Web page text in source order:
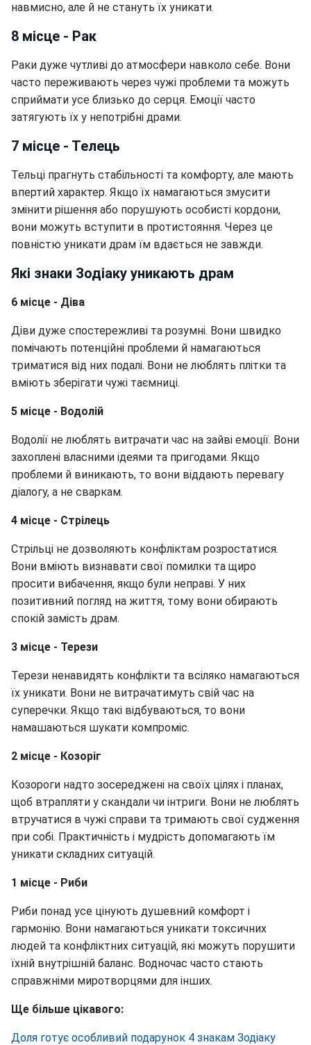
навмисно, але й не стануть їх уникати.
8 місце - Рак
Раки дуже чутливі до атмосфери навколо себе. Вони
часто переживають через чужі проблеми та можуть
сприймати усе близько до серця. Емоції часто
затягують їх у непотрібні драми.
7 місце - Телець
Тельці прагнуть стабільності та комфорту, але мають
впертий характер. Якщо їх намагаються змусити
змінити рішення або порушують особисті кордони,
вони можуть вступити в протистояння. Через це
повністю уникати драм їм вдається не завжди.
Які знаки Зодіаку уникають драм
6 місце - Діва
Діви дуже спостережливі та розумні. Вони швидко
помічають потенційні проблеми й намагаються
триматися від них подалі. Вони не люблять плітки та
вміють зберігати чужі таємниці.
5 місце - Водолій
Водолії не люблять витрачати час на зайві емоції. Вони
захоплені власними ідеями та пригодами. Якщо
проблеми й виникають, то вони віддають перевагу
діалогу, а не сваркам.
4 місце - Стрілець
Стрільці не дозволяють конфліктам розростатися.
Вони вміють визнавати свої помилки та щиро
просити вибачення, якщо були неправі. У них
позитивний погляд на життя, тому вони обирають
спокій замість драм.
3 місце - Терези
Терези ненавидять конфлікти та всіляко намагаються
їх уникати. Вони не витрачатимуть свій час на
суперечки. Якщо такі відбуваються, то вони
намашаються шукати компроміс.
2 місце - Козоріг
Козороги надто зосереджені на своїх цілях і планах,
щоб втрапляти у скандали чи інтриги. Вони не люблять
втручатися в чужі справи та тримають свої судження
при собі. Практичність і мудрість допомагають їм
уникати складних ситуацій.
1 місце - Риби
Риби понад усе цінують душевний комфорт і
гармонію. Вони намагаються уникати токсичних
людей та конфліктних ситуацій, які можуть порушити
їхній внутрішній баланс. Водночас часто стають
справжніми миротворцями для інших.
Ще більше цікавого:
Доля готує особливий подарунок 4 знакам Зодіаку